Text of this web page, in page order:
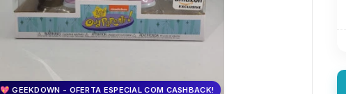
💖 GEEKDOWN - OFERTA ESPECIAL COM CASHBACK!